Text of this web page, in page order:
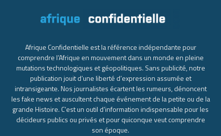
Afrique Confidentielle est la référence indépendante pour
comprendre l’Afrique en mouvement dans un monde en pleine
mutations technologiques et géopolitiques. Sans publicité, notre
publication jouit d’une liberté d’expression assumée et
intransigeante. Nos journalistes écartent les rumeurs, dénoncent
les fake news et auscultent chaque événement de la petite ou de la
grande Histoire. C’est un outil d’information indispensable pour les
décideurs publics ou privés et pour quiconque veut comprendre
son époque.